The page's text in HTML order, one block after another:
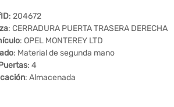
: 204672
: CERRADURA PUERTA TRASERA DERECHA
: OPEL MONTEREY LTD
: Material de segunda mano
: 4
: Almacenada